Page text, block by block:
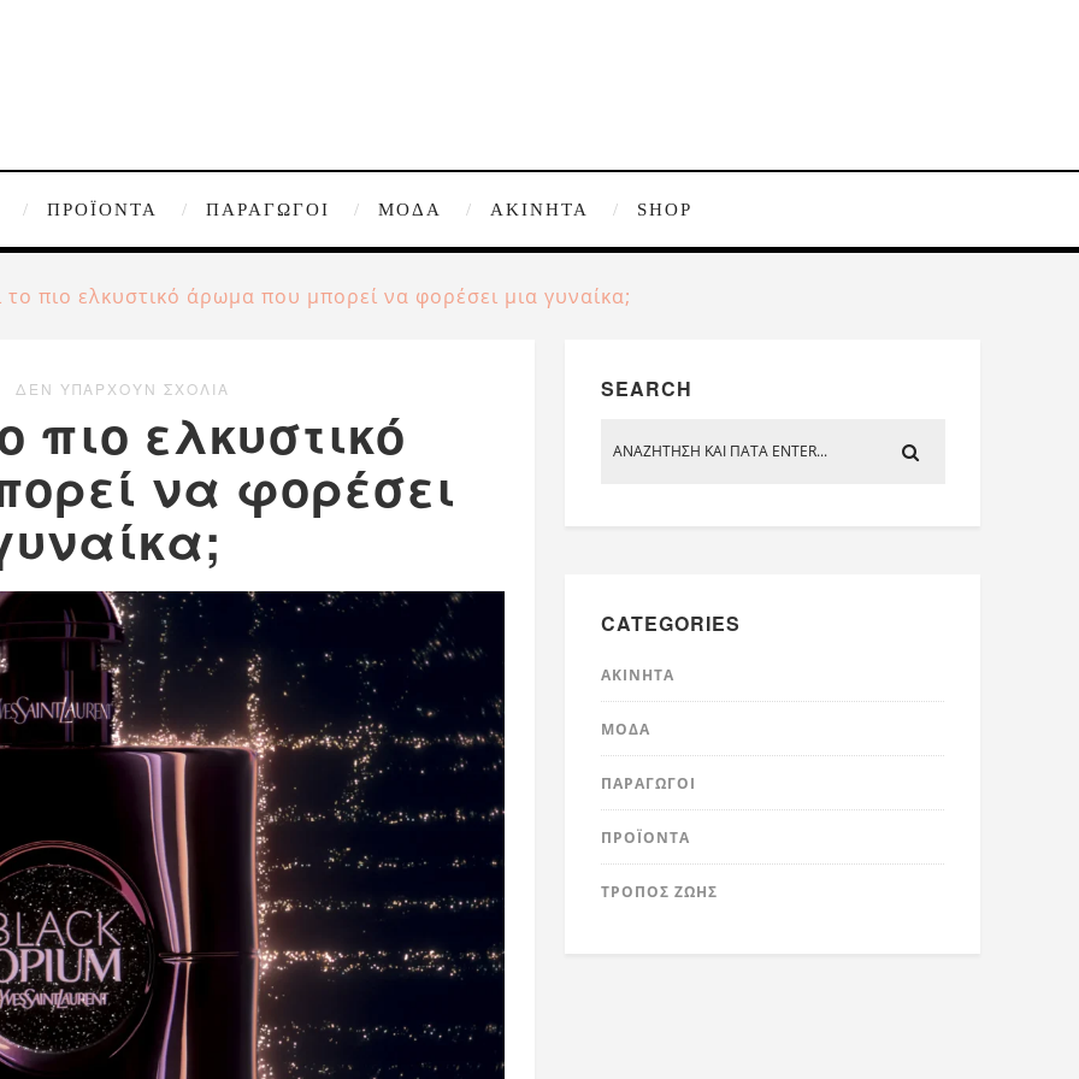
ΠΡΟΪΌΝΤΑ ΠΑΡΑΓΩΓΟΊ ΜΌΔΑ ΑΚΊΝΗΤΑ SHOP
το πιο ελκυστικό άρωμα που μπορεί να φορέσει μια γυναίκα;
ΔΕΝ ΥΠΆΡΧΟΥΝ ΣΧΌΛΙΑ
πιο ελκυστικό
να φορέσει
SEARCH
CATEGORIES
ΑΚΊΝΗΤΑ
ΜΌΔΑ
ΠΑΡΑΓΩΓΟΊ
ΠΡΟΪΌΝΤΑ
ΤΡΟΠΟΣ ΖΩΗΣ